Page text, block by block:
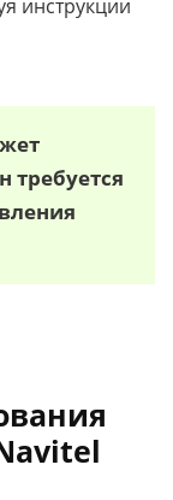
инструкции
требуется